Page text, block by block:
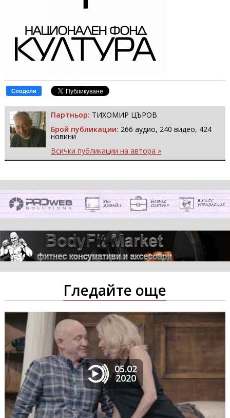
Сподели
Партньор: ТИХОМИР ЦЪРОВ
Брой публикации: 266 аудио, 240 видео, 424
новини
Всички публикации на автора »
Гледайте още
05.02
2020